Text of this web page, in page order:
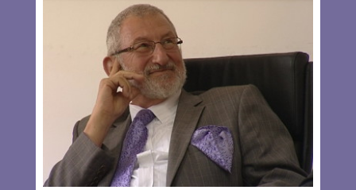
prodest? Serviciile de informații și de securitate ale
Satelor Unite au
promis că vor descoperi rapid sursa, în fond nu sunt chiar
atât de mulți care au acces la aceste informații
ultrasecrete. Cine este Jack Teixeira?
Read more…
APR 20, 2023 5 COMMENTS